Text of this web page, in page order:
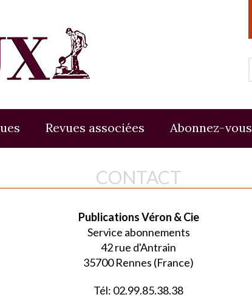
Revues associées Abonnez-vous
CONTACT
Publications Véron & Cie
Service abonnements
42 rue d'Antrain
35700 Rennes (France)
Tél: 02.99.85.38.38